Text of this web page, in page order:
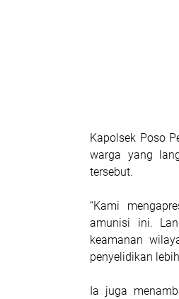
Kapolsek Poso
warga yang
tersebut.
“Kami
amunisi ini.
keamanan
penyelidikan
Ia juga